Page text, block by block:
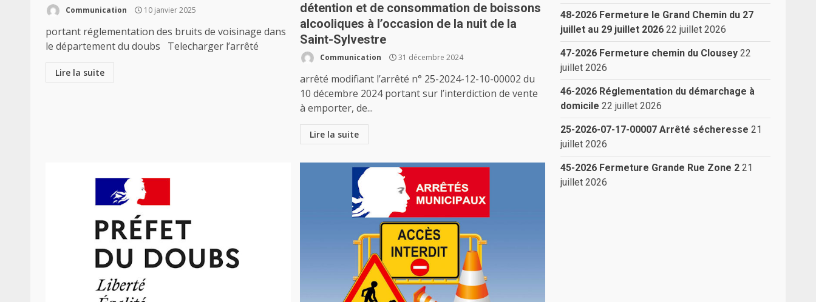
Communication 10 janvier 2025
portant réglementation des bruits de voisinage dans
le département du doubs Telecharger l’arrêté
Lire la suite
détention et de consommation de boissons
alcooliques à l’occasion de la nuit de la
Saint-Sylvestre
Communication 31 décembre 2024
arrêté modifiant l’arrêté n° 25-2024-12-10-00002 du
10 décembre 2024 portant sur l’interdiction de vente
à emporter, de...
Lire la suite
48-2026 Fermeture le Grand Chemin du 27
juillet au 29 juillet 2026 22 juillet 2026
47-2026 Fermeture chemin du Clousey 22
juillet 2026
46-2026 Réglementation du démarchage à
domicile 22 juillet 2026
25-2026-07-17-00007 Arrêté sécheresse 21
juillet 2026
45-2026 Fermeture Grande Rue Zone 2 21
juillet 2026